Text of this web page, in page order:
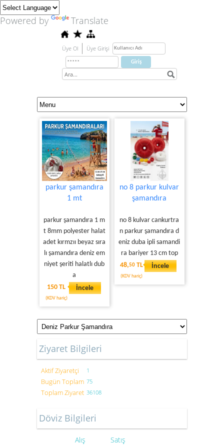
Powered by Translate
Üye Ol Üye Girişi
parkur şamandıra
1 mt
parkur şamandıra 1 m
t 8mm polyester halat
adet kırmzıı beyaz sıra
lı şamandıra deniz em
niyet şeriti halatlı dub
a
150 TL
(KDV hariç)
İncele
no 8 parkur kulvar
şamandıra
no 8 kulvar cankurtra
n parkur şamandıra d
eniz duba ipli samandi
ra bariyer 13 cm top
48,50TL
(KDV hariç)
İncele
Ziyaret Bilgileri
Aktif Ziyaretçi 1
Bugün Toplam 75
Toplam Ziyaret 36108
Döviz Bilgileri
Alış
Satış